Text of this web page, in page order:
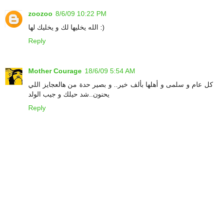
zoozoo 8/6/09 10:22 PM
الله يخليها لك و يخليك لها :)
Reply
Mother Courage 18/6/09 5:54 AM
كل عام و سلمى و أهلها بألف خير.. و بصير حدة من هالعجايز اللي
يحنون..شد حيلك و جيب الولد
Reply